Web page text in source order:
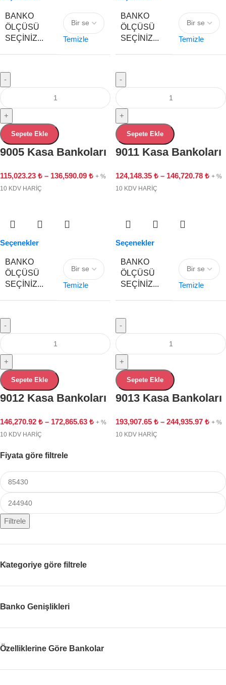
Fiyata göre filtrele
Filtrele
Kategoriye göre filtrele
Banko Genişlikleri
Özelliklerine Göre Bankolar
BANKO
ÖLÇÜSÜ
SEÇINIZ...
Temizle
-
+
Sepete Ekle
9005 Kasa Bankoları
115,023.23 ₺ – 136,590.09 ₺ + %
10 KDV HARİÇ
BANKO
ÖLÇÜSÜ
SEÇINIZ...
Temizle
-
+
Sepete Ekle
9011 Kasa Bankoları
124,148.35 ₺ – 146,720.78 ₺ + %
10 KDV HARİÇ
Seçenekler
BANKO
ÖLÇÜSÜ
SEÇINIZ...
Temizle
-
+
Sepete Ekle
9012 Kasa Bankoları
146,270.92 ₺ – 172,865.63 ₺ + %
10 KDV HARİÇ
Seçenekler
BANKO
ÖLÇÜSÜ
SEÇINIZ...
Temizle
-
+
Sepete Ekle
9013 Kasa Bankoları
193,907.65 ₺ – 244,935.97 ₺ + %
10 KDV HARİÇ